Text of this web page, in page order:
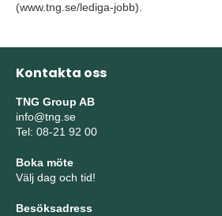
(www.tng.se/lediga-jobb).
Kontakta oss
TNG Group AB
info@tng.se
Tel: 08-21 92 00
Boka möte
Välj dag och tid!
Besöksadress